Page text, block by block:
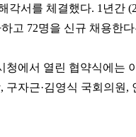
각서를 체결했다. 1년간
고 72명을 신규 채용한
청에서 열린 협약식에는
구자근·김영식 국회의원